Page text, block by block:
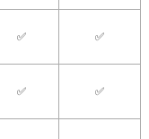
✅ ✅
✅ ✅